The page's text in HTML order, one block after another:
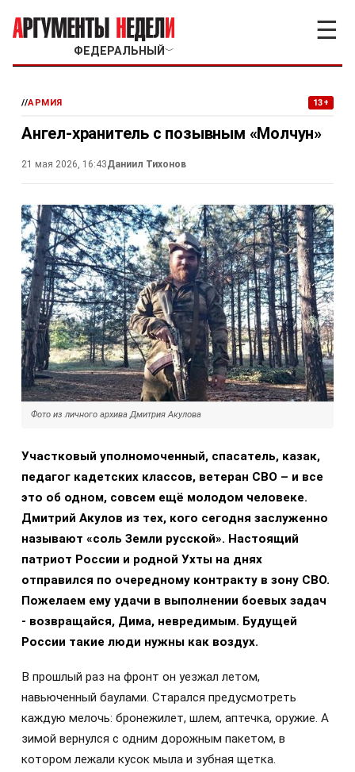
ФЕДЕРАЛЬНЫЙ ﹀
☰
//АРМИЯ 13+
Ангел-хранитель с позывным «Молчун»
21 мая 2026, 16:43Даниил Тихонов
Фото из личного архива Дмитрия Акулова
Участковый уполномоченный, спасатель, казак,
педагог кадетских классов, ветеран СВО – и все
это об одном, совсем ещё молодом человеке.
Дмитрий Акулов из тех, кого сегодня заслуженно
называют «соль Земли русской». Настоящий
патриот России и родной Ухты на днях
отправился по очередному контракту в зону СВО.
Пожелаем ему удачи в выполнении боевых задач
- возвращайся, Дима, невредимым. Будущей
России такие люди нужны как воздух.
В прошлый раз на фронт он уезжал летом,
навьюченный баулами. Старался предусмотреть
каждую мелочь: бронежилет, шлем, аптечка, оружие. А
зимой вернулся с одним дорожным пакетом, в
котором лежали кусок мыла и зубная щетка.